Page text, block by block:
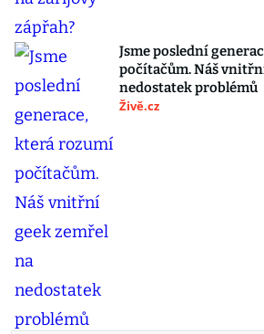
Jsme poslední
počítačům. Náš
nedostatek problémů
Živě.cz